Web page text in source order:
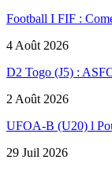
Football I FIF :
4 Août 2026
D2 Togo (J5) :
2 Août 2026
UFOA-B (U20) l
29 Juil 2026